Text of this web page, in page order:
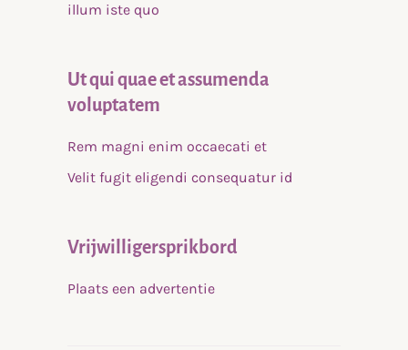
illum iste quo
Ut qui quae et assumenda
voluptatem
Rem magni enim occaecati et
Velit fugit eligendi consequatur id
Vrijwilligersprikbord
Plaats een advertentie